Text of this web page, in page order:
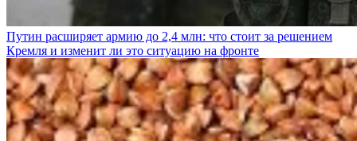
Путин расширяет армию до 2,4 млн: что стоит за решением
Кремля и изменит ли это ситуацию на фронте